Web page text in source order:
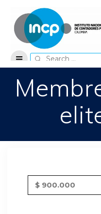
Search
for:
$ 900.000